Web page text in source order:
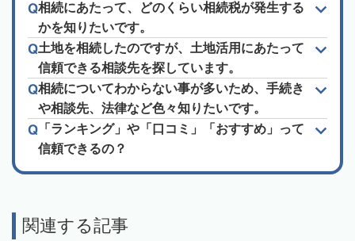
相続にあたって、どのくらい相続税が発生する
かを知りたいです。
土地を相続したのですが、土地活用にあたって
信頼できる相談先を探しています。
相続についてわからない事が多いため、手続き
や相談先、法律など色々知りたいです。
「ランキング」や「口コミ」「おすすめ」って
信頼できるの？
関連する記事